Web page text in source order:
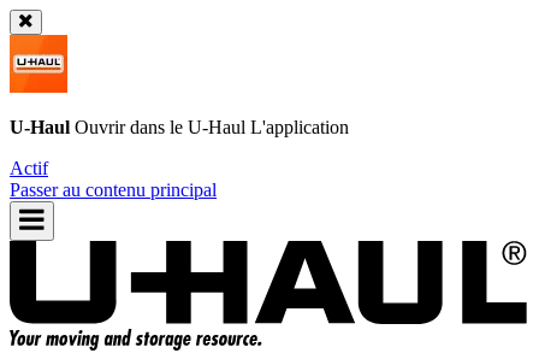
U-Haul Ouvrir dans le U-Haul L'application
Actif
Passer au contenu principal